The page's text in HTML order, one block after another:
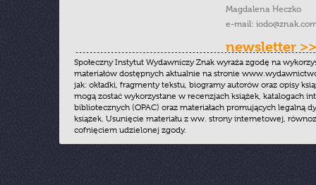
Magdalena Heczko
e-mail:
newsletter >>
Społeczny Instytut Wydawniczy Znak wyraża zgodę na
materiałów dostępnych aktualnie na stronie
jak: okładki, fragmenty tekstu, biogramy autorów oraz opisy
mogą zostać wykorzystane w recenzjach książek, katalogach
bibliotecznych (OPAC) oraz materiałach promujących legalną
książek. Usunięcie materiału z ww. strony internetowej,
cofnięciem udzielonej zgody.